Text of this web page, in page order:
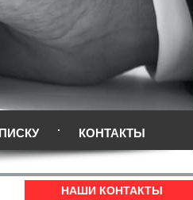
КОНТАКТЫ
НАШИ КОНТАКТЫ